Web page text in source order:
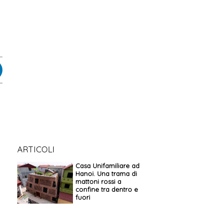
ARTICOLI
Casa Unifamiliare ad
Hanoi. Una trama di
mattoni rossi a
confine tra dentro e
fuori